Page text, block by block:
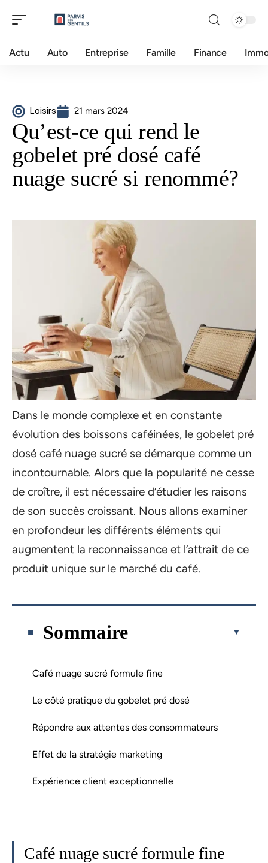
Actu Auto Entreprise Famille Finance
Loisirs 21 mars 2024
Qu’est-ce qui rend le
gobelet pré dosé café
nuage sucré si renommé?
Dans le monde complexe et en constante
évolution des boissons caféinées, le gobelet pré
dosé café nuage sucré se démarque comme un
incontournable. Alors que la popularité ne cesse
de croître, il est nécessaire d’étudier les raisons
de son succès croissant. Nous allons examiner
en profondeur les différents éléments qui
augmentent la reconnaissance et l’attrait de ce
produit unique sur le marché du café.
Sommaire
Café nuage sucré formule fine
Le côté pratique du gobelet pré dosé
Répondre aux attentes des consommateurs
Effet de la stratégie marketing
Expérience client exceptionnelle
Café nuage sucré formule fine